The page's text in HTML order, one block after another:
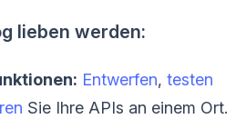
lieben werden:
Entwerfen, testen
Sie Ihre APIs an einem Ort.